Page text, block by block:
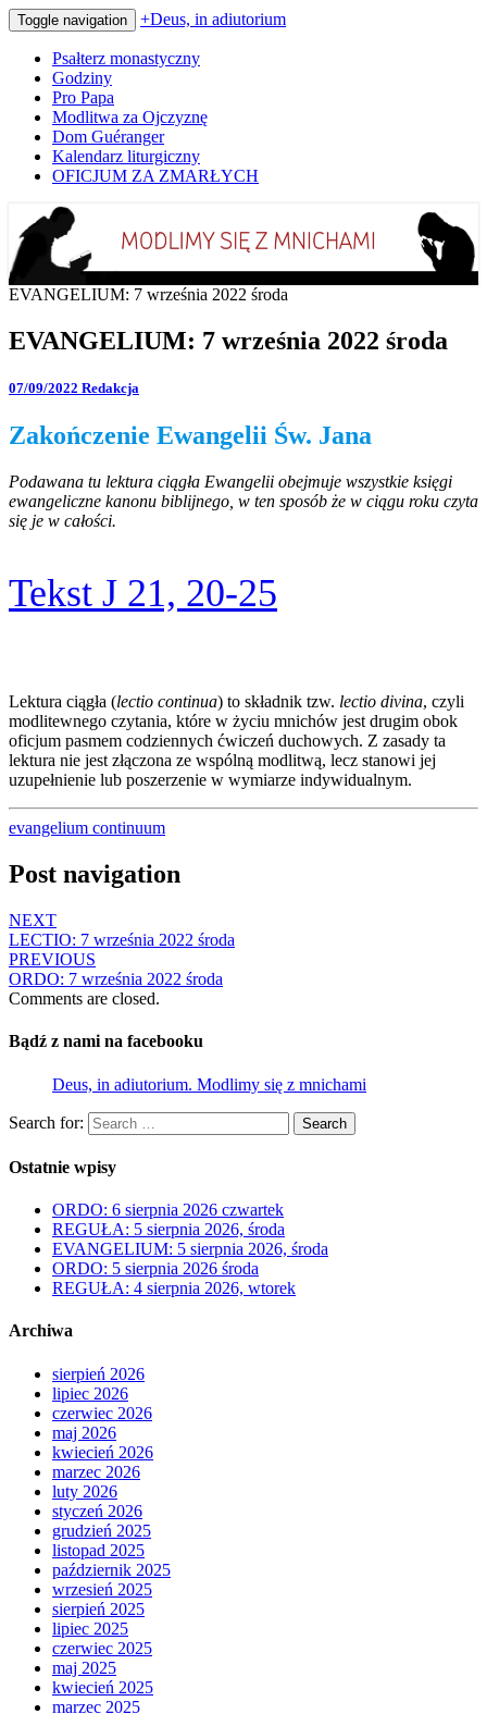
Toggle navigation +Deus, in adiutorium
Psałterz monastyczny
Godziny
Pro Papa
Modlitwa za Ojczyznę
Dom Guéranger
Kalendarz liturgiczny
OFICJUM ZA ZMARŁYCH
+Deus, in adiutorium
Codziennie modlimy się z mnichami
EVANGELIUM: 7 września 2022 środa
EVANGELIUM: 7 września 2022 środa
07/09/2022 Redakcja
Zakończenie Ewangelii Św. Jana
Podawana tu lektura ciągła Ewangelii obejmuje wszystkie księgi
ewangeliczne kanonu biblijnego, w ten sposób że w ciągu roku czyta
się je w całości.
Tekst J 21, 20-25
Lektura ciągła (lectio continua) to składnik tzw. lectio divina, czyli
modlitewnego czytania, które w życiu mnichów jest drugim obok
oficjum pasmem codziennych ćwiczeń duchowych. Z zasady ta
lektura nie jest złączona ze wspólną modlitwą, lecz stanowi jej
uzupełnienie lub poszerzenie w wymiarze indywidualnym.
evangelium continuum
Post navigation
NEXT
LECTIO: 7 września 2022 środa
PREVIOUS
ORDO: 7 września 2022 środa
Comments are closed.
Bądź z nami na facebooku
Deus, in adiutorium. Modlimy się z mnichami
Search for: Search
Ostatnie wpisy
ORDO: 6 sierpnia 2026 czwartek
REGUŁA: 5 sierpnia 2026, środa
EVANGELIUM: 5 sierpnia 2026, środa
ORDO: 5 sierpnia 2026 środa
REGUŁA: 4 sierpnia 2026, wtorek
Archiwa
sierpień 2026
lipiec 2026
czerwiec 2026
maj 2026
kwiecień 2026
marzec 2026
luty 2026
styczeń 2026
grudzień 2025
listopad 2025
październik 2025
wrzesień 2025
sierpień 2025
lipiec 2025
czerwiec 2025
maj 2025
kwiecień 2025
marzec 2025